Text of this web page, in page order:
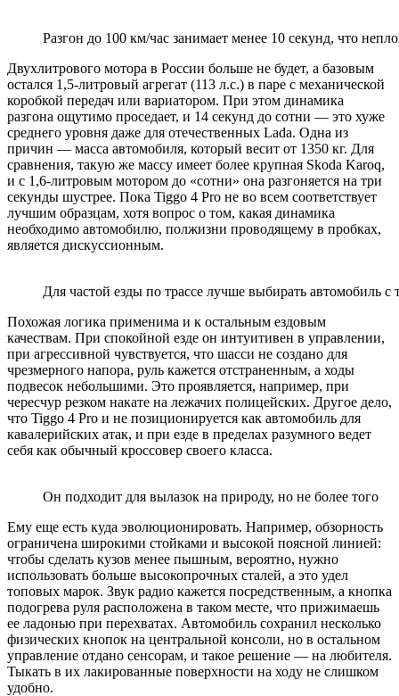
Разгон до 100 км/час занимает менее 10 секунд, что
Двухлитрового мотора в России больше не будет, а базовым
остался 1,5-литровый агрегат (113 л.с.) в паре с механической
коробкой передач или вариатором. При этом динамика
разгона ощутимо проседает, и 14 секунд до сотни — это хуже
среднего уровня даже для отечественных Lada. Одна из
причин — масса автомобиля, который весит от 1350 кг. Для
сравнения, такую же массу имеет более крупная Skoda Karoq,
и с 1,6-литровым мотором до «сотни» она разгоняется на три
секунды шустрее. Пока Tiggo 4 Pro не во всем соответствует
лучшим образцам, хотя вопрос о том, какая динамика
необходимо автомобилю, полжизни проводящему в пробках,
является дискуссионным.
Для частой езды по трассе лучше выбирать автомобиль с
Похожая логика применима и к остальным ездовым
качествам. При спокойной езде он интуитивен в управлении,
при агрессивной чувствуется, что шасси не создано для
чрезмерного напора, руль кажется отстраненным, а ходы
подвесок небольшими. Это проявляется, например, при
чересчур резком накате на лежачих полицейских. Другое дело,
что Tiggo 4 Pro и не позиционируется как автомобиль для
кавалерийских атак, и при езде в пределах разумного ведет
себя как обычный кроссовер своего класса.
Он подходит для вылазок на природу, но не более того
Ему еще есть куда эволюционировать. Например, обзорность
ограничена широкими стойками и высокой поясной линией:
чтобы сделать кузов менее пышным, вероятно, нужно
использовать больше высокопрочных сталей, а это удел
топовых марок. Звук радио кажется посредственным, а кнопка
подогрева руля расположена в таком месте, что прижимаешь
ее ладонью при перехватах. Автомобиль сохранил несколько
физических кнопок на центральной консоли, но в остальном
управление отдано сенсорам, и такое решение — на любителя.
Тыкать в их лакированные поверхности на ходу не слишком
удобно.